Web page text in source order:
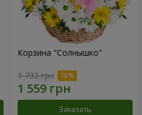
Корзина "Солнышко"
1 732 грн
Заказать